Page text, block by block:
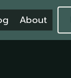
About